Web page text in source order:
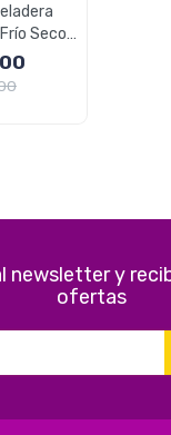
Seco
newsletter y
ofertas
y Tiempo